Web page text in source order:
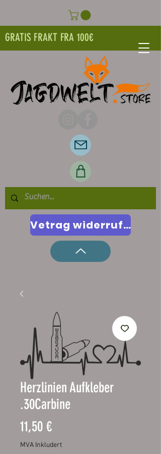
GRATIS FRAKT FRA 100€
Vetrag widerrufen
Herzlinien Aufkleber
.30Carbine
11,50 €Pris
MVA Inkludert